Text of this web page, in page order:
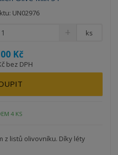
UN02976
Kč
bez DPH
ks
4 KS
z listů olivovníku. Díky léty